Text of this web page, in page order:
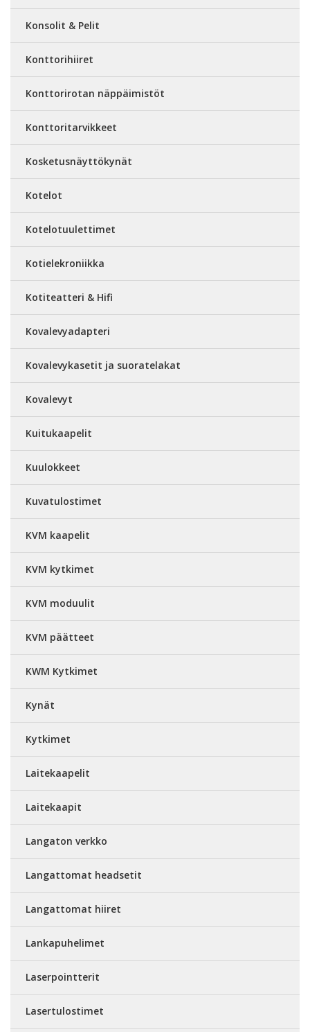
Konsolit & Pelit
Konttorihiiret
Konttorirotan näppäimistöt
Konttoritarvikkeet
Kosketusnäyttökynät
Kotelot
Kotelotuulettimet
Kotielekroniikka
Kotiteatteri & Hifi
Kovalevyadapteri
Kovalevykasetit ja suoratelakat
Kovalevyt
Kuitukaapelit
Kuulokkeet
Kuvatulostimet
KVM kaapelit
KVM kytkimet
KVM moduulit
KVM päätteet
KWM Kytkimet
Kynät
Kytkimet
Laitekaapelit
Laitekaapit
Langaton verkko
Langattomat headsetit
Langattomat hiiret
Lankapuhelimet
Laserpointterit
Lasertulostimet